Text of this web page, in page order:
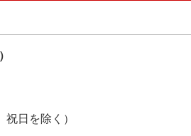
日を除く）